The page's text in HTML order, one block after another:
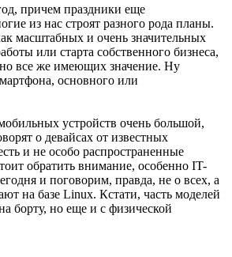
причем праздники еще
из нас строят разного рода планы.
масштабных и очень значительных
или старта собственного бизнеса,
все же имеющих значение. Ну
основного или
устройств очень большой,
о девайсах от известных
и не особо распространенные
обратить внимание, особенно IT-
и поговорим, правда, не о всех, а
на базе Linux. Кстати, часть моделей
борту, но еще и с физической